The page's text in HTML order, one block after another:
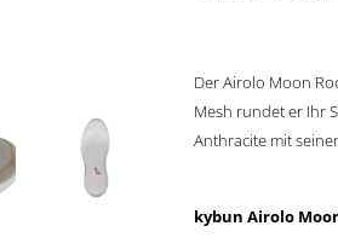
Der Airolo Moon
Mesh rundet er Ihr
Anthracite mit
kybun Airolo